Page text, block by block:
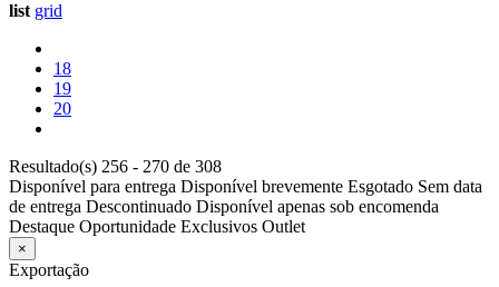
list grid
18
19
20
Resultado(s) 256 - 270 de 308
Disponível para entrega Disponível brevemente Esgotado Sem data
de entrega Descontinuado Disponível apenas sob encomenda
Destaque Oportunidade Exclusivos Outlet
×
Exportação